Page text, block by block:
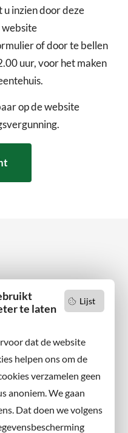
Lijst
te laten
dat de website
helpen ons om de
verzamelen geen
anoniem. We gaan
Dat doen we volgens
inzien door deze
website
of door te bellen
uur, voor het maken
op de website